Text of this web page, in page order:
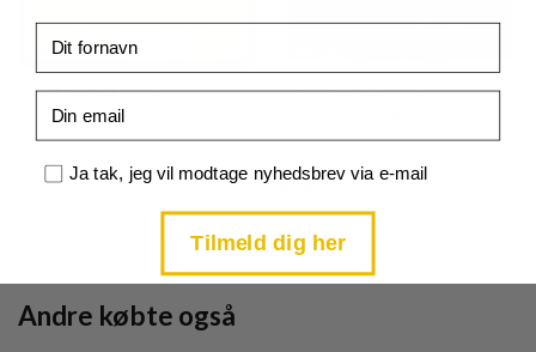
ME03 Perfect Order
Serperior - 006/088 (Holo)
10,00Current
ME03 Perfect Order
kr.8,00Current
is:
Andre købte også
Samtykke
Ja tak, jeg vil modtage nyhedsbrev via e-mail
Tilmeld dig her